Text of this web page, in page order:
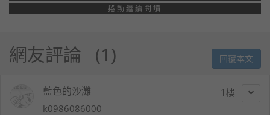
捲動繼續閱讀
網友評論 1 回覆本文
1
藍色的沙灘
k0986086000